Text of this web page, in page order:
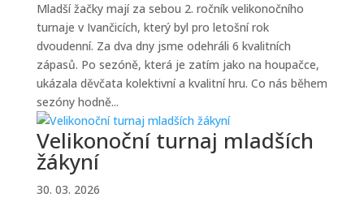
Mladší žačky mají za sebou 2. ročník velikonočního
turnaje v Ivančicích, který byl pro letošní rok
dvoudenní. Za dva dny jsme odehráli 6 kvalitních
zápasů. Po sezóně, která je zatím jako na houpačce,
ukázala děvčata kolektivní a kvalitní hru. Co nás během
sezóny hodně...
Velikonoční turnaj mladších
žákyní
30. 03. 2026